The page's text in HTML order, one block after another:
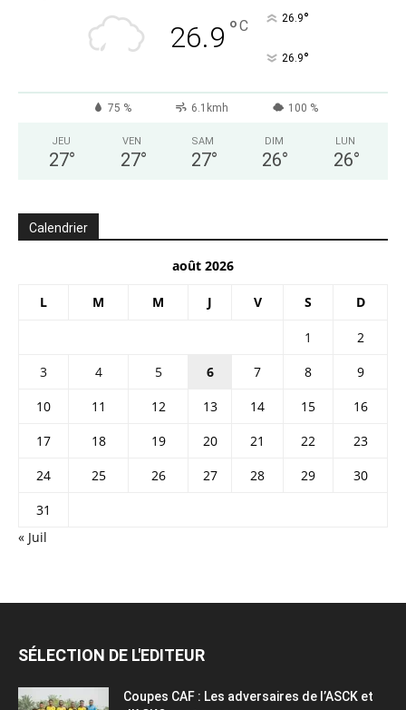
26.9 °C 26.9°
26.9°
75 % 6.1kmh 100 %
JEU
27°
VEN
27°
SAM
27°
DIM
26°
LUN
26°
Calendrier
août 2026
L M M J V S D
1
2
3
4 5 6 7 8
9
10
11 12 13 14 15
16
17
18 19 20 21 22
23
24
25 26 27 28 29
30
31
« Juil
SÉLECTION DE L'EDITEUR
Coupes CAF : Les adversaires de l’ASCK et